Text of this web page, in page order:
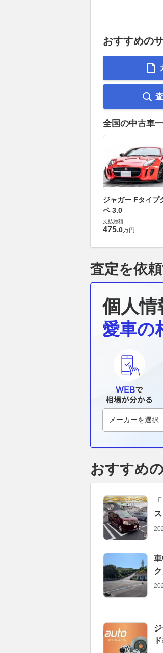
おすすめの
全国の中古車
ジャガー Fタイプ
ペ 3.0
支払総額
475.0万円
査定を依
個人情
愛車の
おすすめ